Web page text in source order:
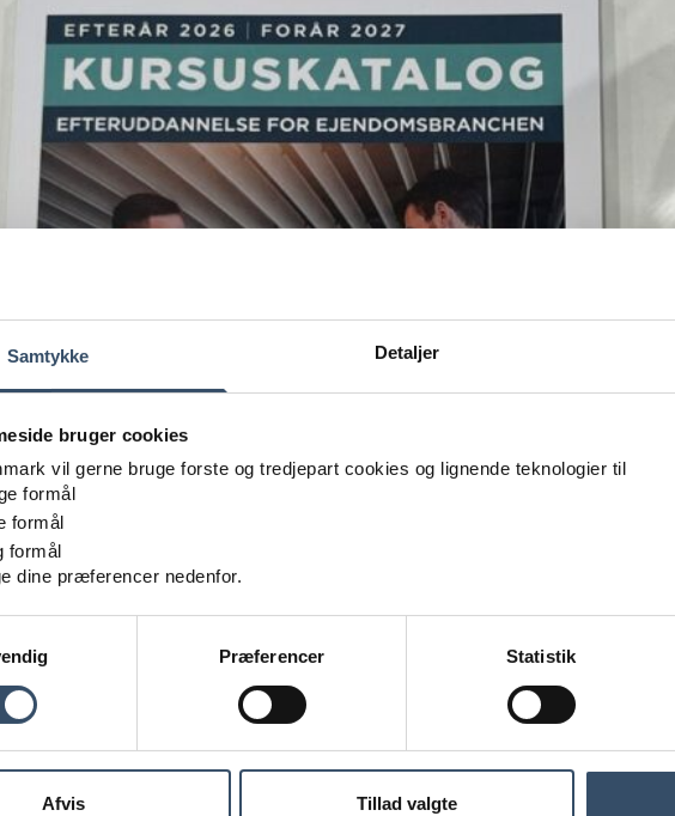
Samtykke Detaljer
bruger cookies
vil gerne bruge forste og tredjepart cookies og lignende teknologier til
formål
formål
formål
dine præferencer nedenfor.
Præferencer Statistik
Afvis Tillad valgte